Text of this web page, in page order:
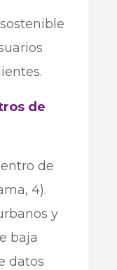
de
de
4).
y
baja
datos